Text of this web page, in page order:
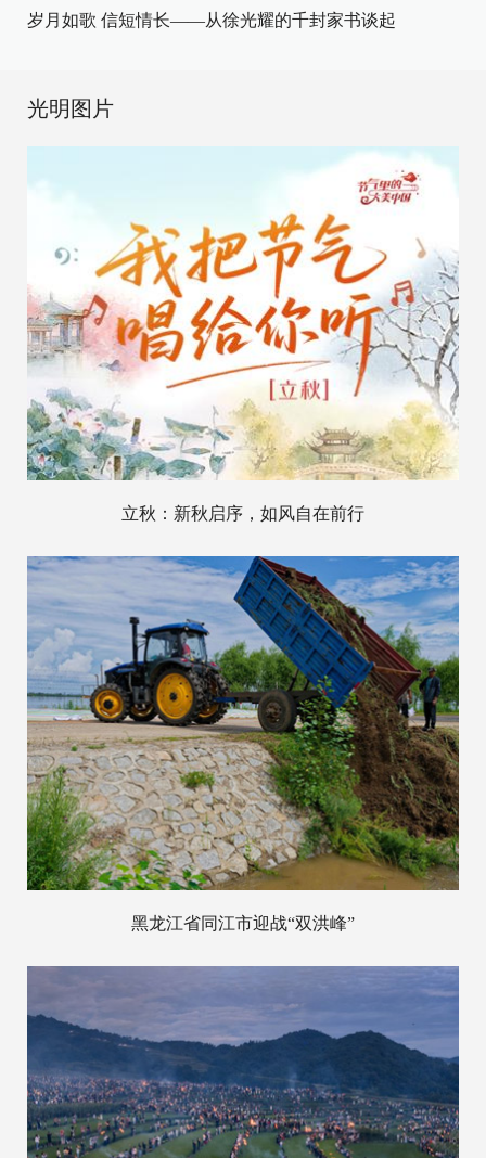
岁月如歌 信短情长——从徐光耀的千封家书谈起
光明图片
立秋：新秋启序，如风自在前行
黑龙江省同江市迎战“双洪峰”